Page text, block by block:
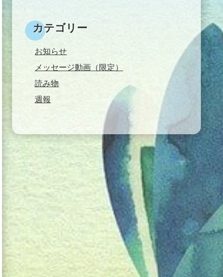
カテゴリー
お知らせ
メッセージ動画（限定）
読み物
週報